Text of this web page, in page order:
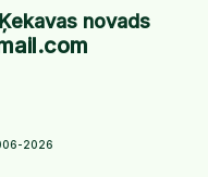
novads
2026